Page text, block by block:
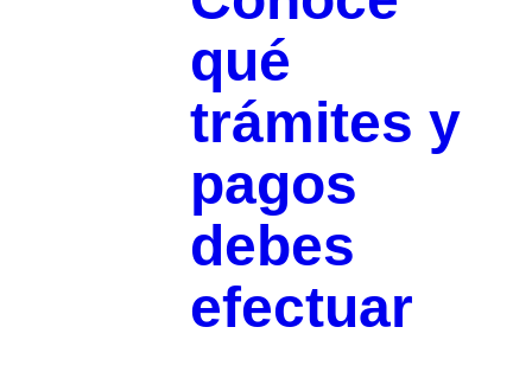
qué
trámites y
pagos
debes
efectuar